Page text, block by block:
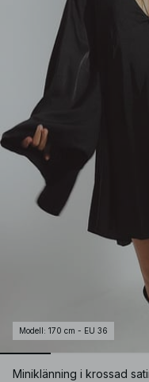
Modell : 170 cm - EU 36
Miniklänning i krossad